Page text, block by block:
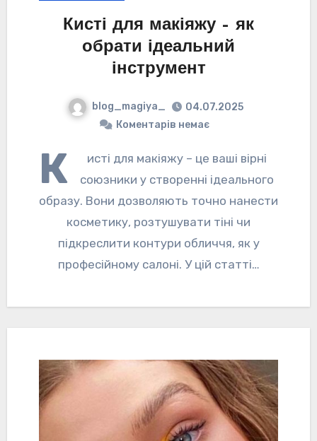
Кисті для макіяжу – як
обрати ідеальний
інструмент
blog_magiya_
04.07.2025
Коментарів немає
К
исті для макіяжу – це ваші вірні
союзники у створенні ідеального
образу. Вони дозволяють точно нанести
косметику, розтушувати тіні чи
підкреслити контури обличчя, як у
професійному салоні. У цій статті…